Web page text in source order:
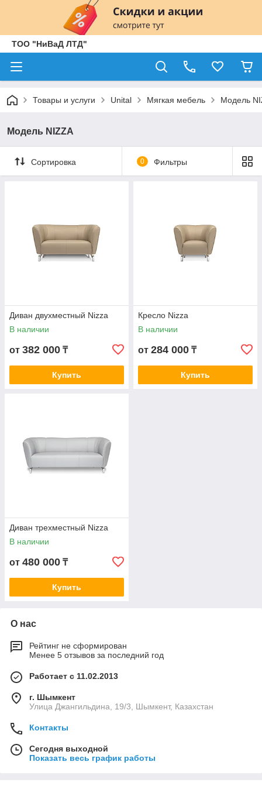
ТОО "НиВаД ЛТД"
Товары и услуги Unital Мягкая мебель Модель
Модель NIZZA
Сортировка 0 Фильтры
Диван двухместный Nizza
В наличии
от 382 000 ₸
Купить
Кресло Nizza
В наличии
от 284 000 ₸
Купить
Диван трехместный Nizza
В наличии
от 480 000 ₸
Купить
О нас
Рейтинг не сформирован
Менее 5 отзывов за последний год
Работает с 11.02.2013
г. Шымкент
Улица Джангильдина, 19/3, Шымкент, Казахстан
Контакты
Сегодня выходной
Показать весь график работы